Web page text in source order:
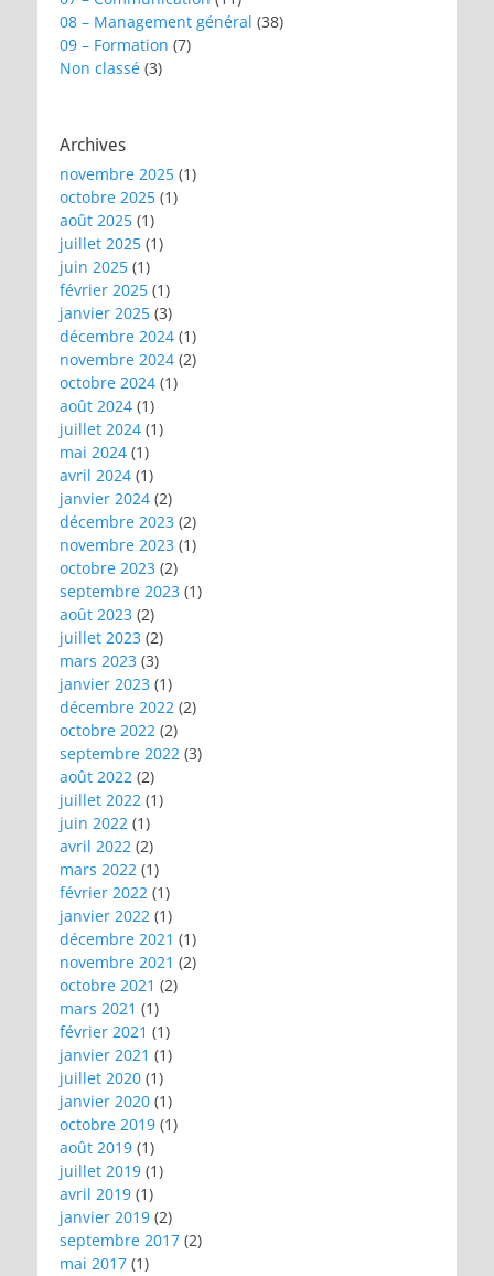
08 – Management général (38)
09 – Formation (7)
Non classé (3)
Archives
novembre 2025 (1)
octobre 2025 (1)
août 2025 (1)
juillet 2025 (1)
juin 2025 (1)
février 2025 (1)
janvier 2025 (3)
décembre 2024 (1)
novembre 2024 (2)
octobre 2024 (1)
août 2024 (1)
juillet 2024 (1)
mai 2024 (1)
avril 2024 (1)
janvier 2024 (2)
décembre 2023 (2)
novembre 2023 (1)
octobre 2023 (2)
septembre 2023 (1)
août 2023 (2)
juillet 2023 (2)
mars 2023 (3)
janvier 2023 (1)
décembre 2022 (2)
octobre 2022 (2)
septembre 2022 (3)
août 2022 (2)
juillet 2022 (1)
juin 2022 (1)
avril 2022 (2)
mars 2022 (1)
février 2022 (1)
janvier 2022 (1)
décembre 2021 (1)
novembre 2021 (2)
octobre 2021 (2)
mars 2021 (1)
février 2021 (1)
janvier 2021 (1)
juillet 2020 (1)
janvier 2020 (1)
octobre 2019 (1)
août 2019 (1)
juillet 2019 (1)
avril 2019 (1)
janvier 2019 (2)
septembre 2017 (2)
mai 2017 (1)